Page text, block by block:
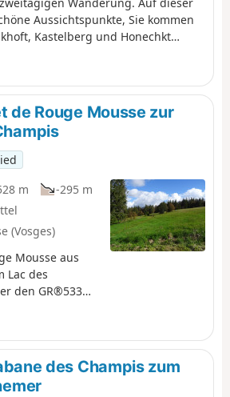
Aussichtspunkte, Sie kommen
Kastelberg und Honechkt
de Rouge Mousse zur
m
-295 m
(Vosges)
Mousse aus
Lac des
den GR®533
(969 m)
Champis und
des Champis zum